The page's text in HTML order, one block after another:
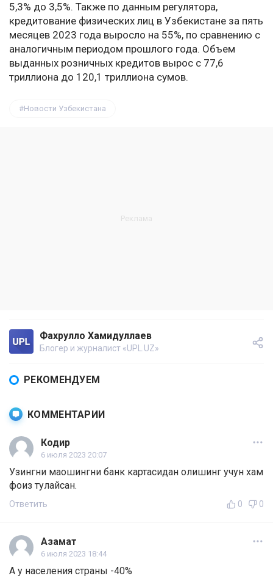
5,3% до 3,5%. Также по данным регулятора,
кредитование физических лиц в Узбекистане за пять
месяцев 2023 года выросло на 55%, по сравнению с
аналогичным периодом прошлого года. Объем
выданных розничных кредитов вырос с 77,6
триллиона до 120,1 триллиона сумов.
Новости Узбекистана
Фахрулло Хамидуллаев
Блогер и журналист «UPL.UZ»
РЕКОМЕНДУЕМ
КОММЕНТАРИИ
Кодир
6 июля 2023 20:07
Узингни маошингни банк картасидан олишинг учун хам
фоиз тулайсан.
Ответить 0 0
Азамат
6 июля 2023 18:44
А у населения страны -40%